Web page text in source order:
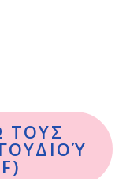
ΤΟΥΣ